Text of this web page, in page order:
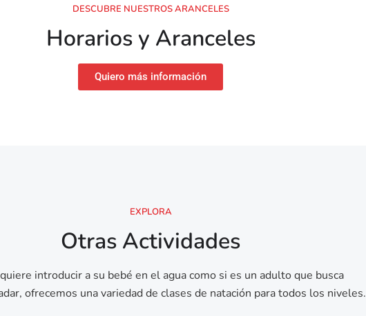
DESCUBRE NUESTROS ARANCELES
Horarios y Aranceles​
Quiero más información
EXPLORA
Otras Actividades
introducir a su bebé en el agua como si es un adulto que busca
ofrecemos una variedad de clases de natación para todos los niveles.